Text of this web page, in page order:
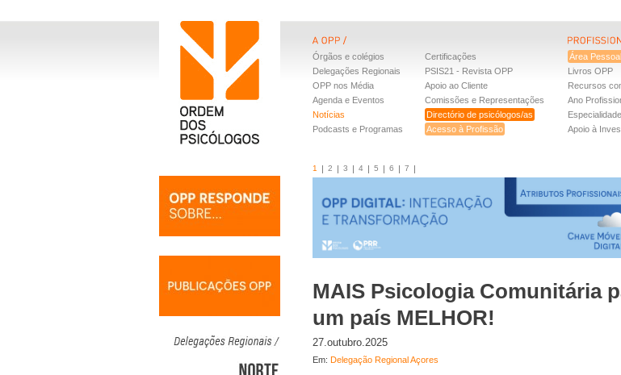
Órgãos e colégios
Delegações Regionais
OPP nos Média
Agenda e Eventos
Notícias
Podcasts e Programas
Certificações
PSIS21 - Revista OPP
Apoio ao Cliente
Comissões e Representações
Directório de psicólogos/as
Acesso à Profissão
Área
Livros OPP
Recursos
Ano
Apoio à
1 2 3 4 5 6 7
MAIS Psicologia Comunitária
um país MELHOR!
27.outubro.2025
Em: Delegação Regional Açores